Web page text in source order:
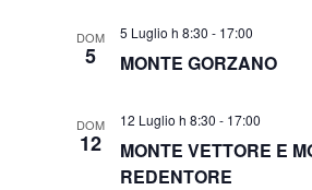
DOM
5
5 Luglio h 8:30 - 17:00
MONTE GORZANO
DOM
12
12 Luglio h 8:30 - 17:00
MONTE VETTORE E
REDENTORE